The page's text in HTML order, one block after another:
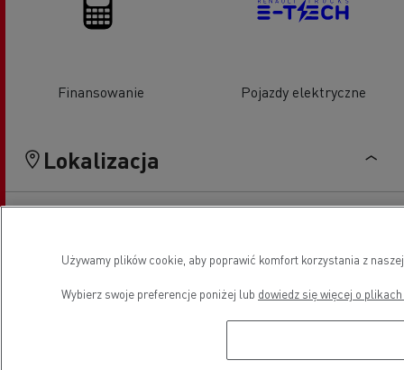
Finansowanie Pojazdy elektryczne
Lokalizacja
Używamy plików cookie, aby poprawić komfort korzystania z
Wybierz swoje preferencje poniżej lub dowiedz się więcej o